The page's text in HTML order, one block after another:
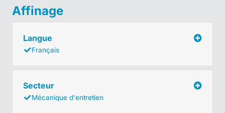
Affinage
Langue
Français
Secteur
Mécanique d'entretien